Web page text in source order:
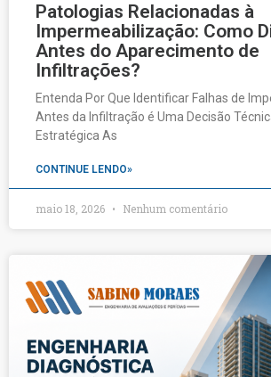
Patologias Relacionadas à
Impermeabilização: Como
Antes do Aparecimento de
Infiltrações?
Entenda Por Que Identificar Falhas de
Antes da Infiltração é Uma Decisão
Estratégica As
CONTINUE LENDO»
maio 18, 2026 Nenhum comentário